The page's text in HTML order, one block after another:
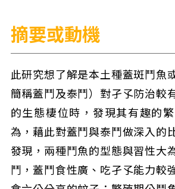
摘要或動機
此研究想了解是本土種蓋斑鬥魚
簡稱蓋鬥及泰鬥）對孑孓防治較
的生態棲位時，發現其有趣的
為，藉此對蓋鬥與泰鬥做深入的
發現，兩種鬥魚的型態與習性大
鬥，蓋鬥食性廣、吃孑孓能力較